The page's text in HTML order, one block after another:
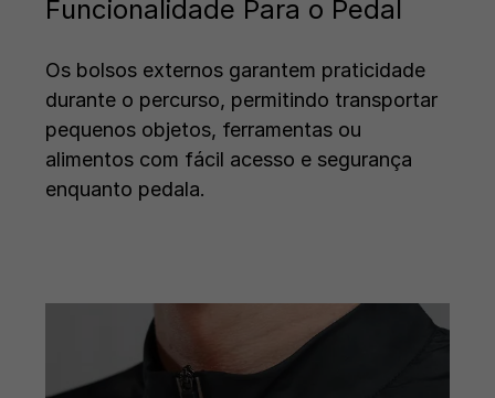
Funcionalidade Para o Pedal
Os bolsos externos garantem praticidade
durante o percurso, permitindo transportar
pequenos objetos, ferramentas ou
alimentos com fácil acesso e segurança
enquanto pedala.